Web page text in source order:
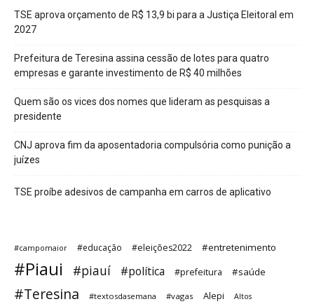
TSE aprova orçamento de R$ 13,9 bi para a Justiça Eleitoral em
2027
Prefeitura de Teresina assina cessão de lotes para quatro
empresas e garante investimento de R$ 40 milhões
Quem são os vices dos nomes que lideram as pesquisas a
presidente
CNJ aprova fim da aposentadoria compulsória como punição a
juízes
TSE proíbe adesivos de campanha em carros de aplicativo
#campomaior #educação #eleições2022 #entretenimento
#Piaui #piauí #política #prefeitura #saúde
#Teresina #textosdasemana #vagas Alepi Altos